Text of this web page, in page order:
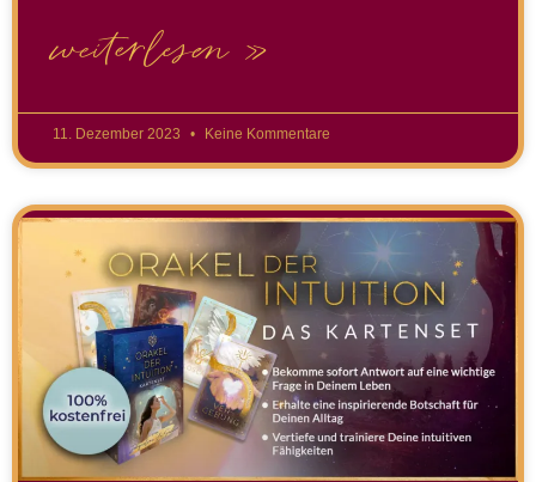
weiterlesen »
11. Dezember 2023 Keine Kommentare